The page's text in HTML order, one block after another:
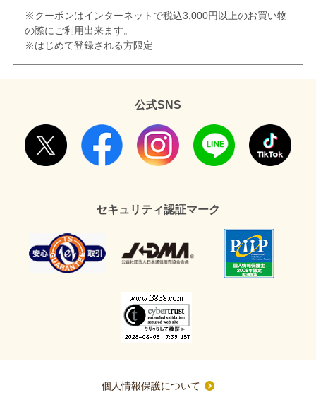
※クーポンはインターネットで税込3,000円以上のお買い物
の際にご利用出来ます。
※はじめて登録される方限定
公式SNS
セキュリティ認証マーク
個人情報保護について